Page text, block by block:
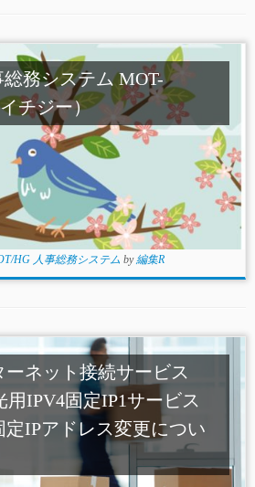
務システム MOT-
チジー）
HG 人事総務システム by編集R
ーネット接続サービス
IPV4固定IP1サービス
IPアドレス変更につい